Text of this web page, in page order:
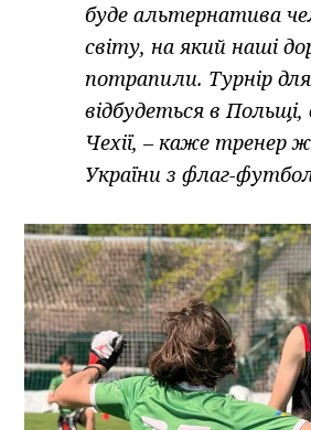
буде альтернатива
світу, на який наші
потрапили. Турнір для
відбудеться в
Чехії, – каже тренер
України з флаг-